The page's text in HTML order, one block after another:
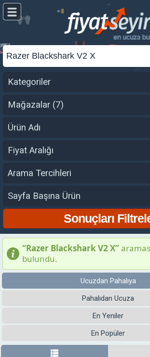
Kategoriler
Mağazalar (7)
Ürün Adı
Fiyat Aralığı
Arama Tercihleri
Sayfa Başına Ürün
“Razer Blackshark V2 X”
bulundu.
Ucuzdan Pahalıya
Pahalıdan Ucuza
En Yeniler
En Popüler